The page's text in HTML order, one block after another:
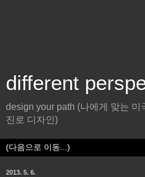
different
design your path (나에게 맞는 미
진로 디자인)
2013. 5. 6.